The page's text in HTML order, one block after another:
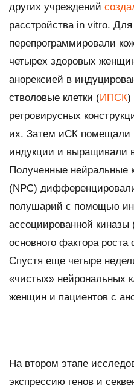
других учреждений
расстройства in vitro. Для
перепрограммировали
четырех здоровых
анорексией в
стволовые клетки (ИПСК)
ретровирусных
их. Затем иСК помещали
индукции и выращивали
Полученные нейральные
(NPC)
полушарий с помощью
ассоциированной киназы
основного фактора
Спустя еще четыре
«чистых» нейрональных
женщин и пациентов с
На втором этапе
экспрессию генов и